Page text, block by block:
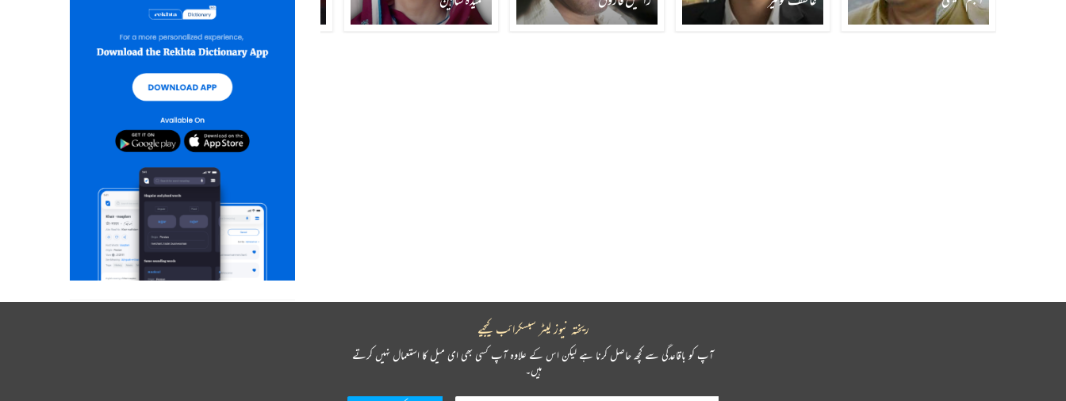
ریختہ نیوز لیٹر سبسکرائب کیجیے
آپ کو باقاعدگی سے کچھ حاصل کرنا ہے لیکن اس کے علاوہ آپ کسی بھی ای میل کا استعمال نہیں کرتے
ہیں۔